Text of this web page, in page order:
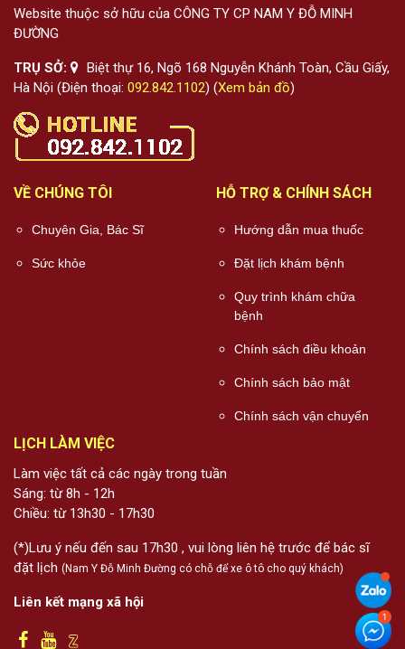
Website thuộc sở hữu của CÔNG TY CP NAM Y ĐỖ MINH
ĐƯỜNG
TRỤ SỞ:
Biệt thự 16, Ngõ 168 Nguyễn Khánh Toàn, Cầu Giấy,
Hà Nội (Điện thoại: 092.842.1102) (Xem bản đồ)
VỀ CHÚNG TÔI
Chuyên Gia, Bác Sĩ
Sức khỏe
HỖ TRỢ & CHÍNH SÁCH
Hướng dẫn mua thuốc
Đặt lịch khám bệnh
Quy trình khám chữa
bệnh
Chính sách điều khoản
Chính sách bảo mật
Chính sách vận chuyển
LỊCH LÀM VIỆC
Làm việc tất cả các ngày trong tuần
Sáng: từ 8h - 12h
Chiều: từ 13h30 - 17h30
(*)Lưu ý nếu đến sau 17h30 , vui lòng liên hệ trước để bác sĩ
đặt lịch (Nam Y Đỗ Minh Đường có chỗ để xe ô tô cho quý khách)
Liên kết mạng xã hội